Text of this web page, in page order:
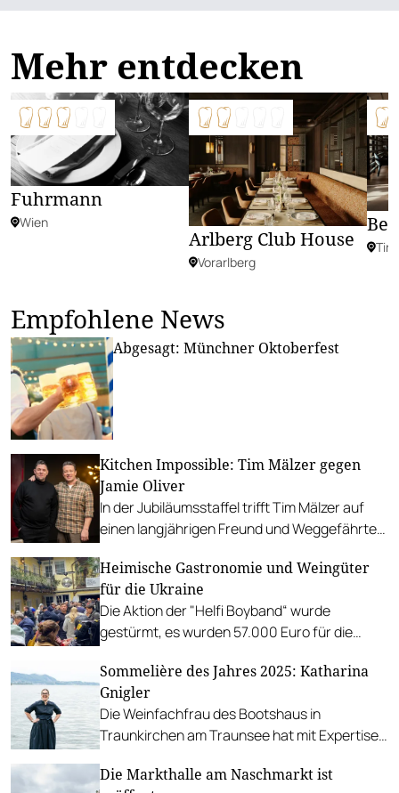
Mehr entdecken
Fuhrmann
Wien
Arlberg Club House
Vorarlberg
Tirol
Empfohlene News
Abgesagt: Münchner Oktoberfest
Kitchen Impossible: Tim Mälzer gegen
Jamie Oliver
In der Jubiläumsstaffel trifft Tim Mälzer auf
einen langjährigen Freund und Weggefährten.
Herausforderungen und blicken auf
Stationen ihrer Vergangenheit zurück.
Heimische Gastronomie und Weingüter
für die Ukraine
Die Aktion der "Helfi Boyband“ wurde
gestürmt, es wurden 57.000 Euro für die
Aktionen von Gastronomen und Winzern
folgen. #wine4peace
Sommelière des Jahres 2025: Katharina
Gnigler
Die Weinfachfrau des Bootshaus in
Traunkirchen am Traunsee hat mit Expertise,
überzeugt.
Die Markthalle am Naschmarkt ist